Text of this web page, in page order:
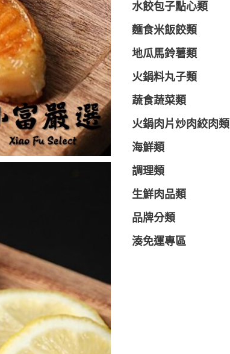
水餃包子點心類
麵食米飯餃類
地瓜馬鈴薯類
火鍋料丸子類
蔬食蔬菜類
火鍋肉片炒肉絞肉類
海鮮類
調理類
生鮮肉品類
品牌分類
湊免運專區